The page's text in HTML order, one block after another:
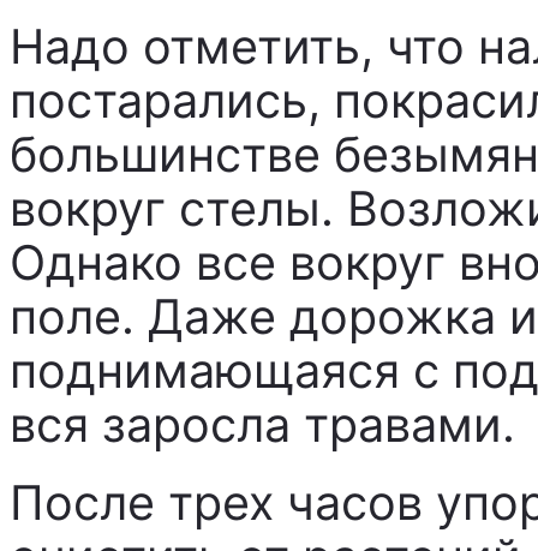
Надо отметить, что
постарались,
большинстве
вокруг стелы.
Однако все вокруг
поле. Даже дорожка
поднимающаяся с
вся заросла травами.
После трех часов